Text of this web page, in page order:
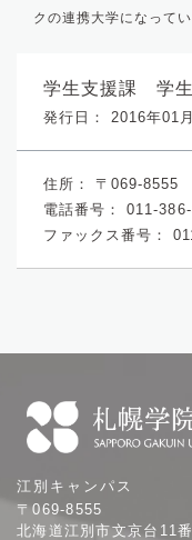
クの連携大学になってい
発行日： 2016年01
学生支援課 学
住所：
〒069-8555
電話番号：
011-386-
ファックス番号：
幌
学
江別キャンパス
〒069-8555
北海道江別市文京台11